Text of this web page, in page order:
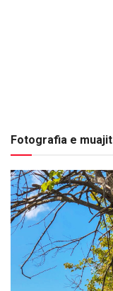
Fotografia e muajit